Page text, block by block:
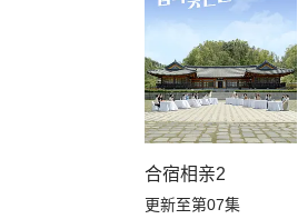
合宿相亲2
更新至第07集